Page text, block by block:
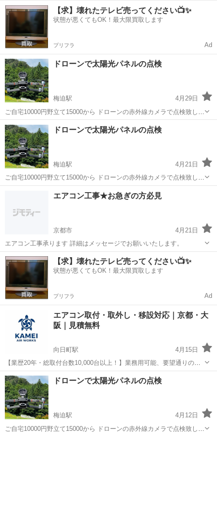
す 設置から時間が数年経った、発電量が減った気が… そう思えばまず
チェックしてみては？ 夏には野立ての草刈りも承っております
京都 綾部市 梅迫駅 電気工事 ドローン
【求】壊れたテレビ売ってください📺✨
状態が悪くてもOK！最大限買取します
プリフラ Ad
ドローンで太陽光パネルの点検
梅迫駅
4月29日
ご自宅10000円野立て15000から ドローンの赤外線カメラで点検致しま
す 設置から時間が数年経った、発電量が減った気が… そう思えばまず
チェックしてみては？ 夏には野立ての草刈りも承っております
京都 綾部市 電気工事 ドローン
ドローンで太陽光パネルの点検
梅迫駅
4月21日
ご自宅10000円野立て15000から ドローンの赤外線カメラで点検致しま
す 設置から時間が数年経った、発電量が減った気が… そう思えばまず
チェックしてみては？ 夏には野立ての草刈りも承っております
電気工事 ドローン
エアコン工事★お急ぎの方必見
京都市
4月21日
エアコン工事承ります 詳細はメッセージでお願いいたします。
京都 京都市 電気工事
【求】壊れたテレビ売ってください📺✨
状態が悪くてもOK！最大限買取します
プリフラ Ad
エアコン取付・取外し・移設対応｜京都・大
阪｜見積無料
向日町駅
4月15日
【業歴20年・総取付台数10,000台以上！】業務用可能、要望通りの施
工が可能です！ 【料金】 取付工事費 15000円〜 取り外し 5000
円〜 セールスポイント ◾️業界歴20年豊富な経験と熟練技術 ◾️業務用エ
アコ...
京都 向日市 向日町駅 電気工事 無料
ドローンで太陽光パネルの点検
梅迫駅
4月12日
ご自宅10000円野立て15000から ドローンの赤外線カメラで点検致しま